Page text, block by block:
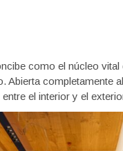
como el núcleo
Abierta completamente
el interior y el